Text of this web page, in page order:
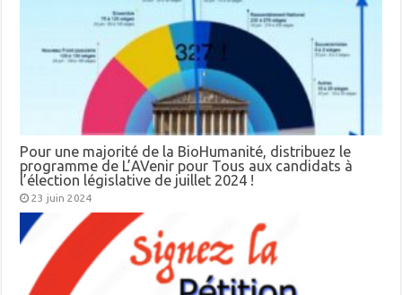
Pour une majorité de la BioHumanité, distribuez le
programme de L’AVenir pour Tous aux candidats à
l’élection législative de juillet 2024 !
23 juin 2024